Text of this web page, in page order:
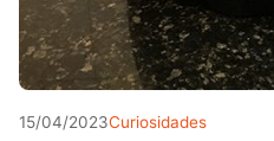
15/04/2023Curiosidades